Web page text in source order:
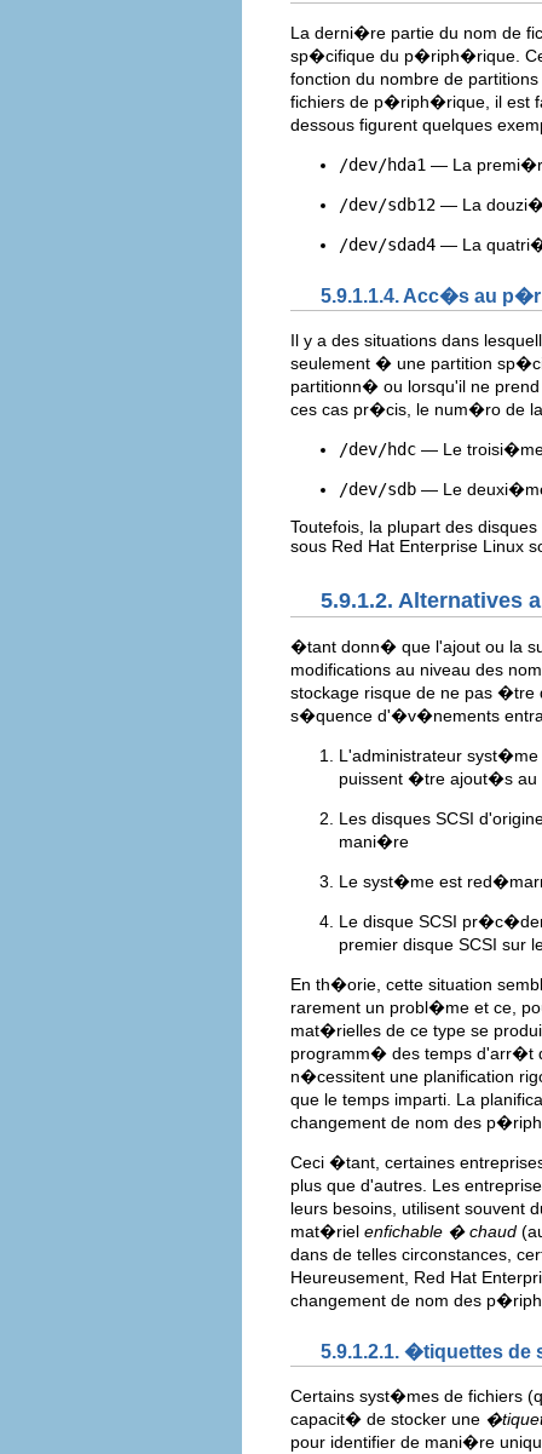
La derni�re partie du nom de
sp�cifique du p�riph�rique.
fonction du nombre de
fichiers de p�riph�rique, il est
dessous figurent quelques
/dev/hda1 — La
/dev/sdb12 — La
/dev/sdad4 — La
5.9.1.1.4. Acc�s au
Il y a des situations dans
seulement � une partition
partitionn� ou lorsqu'il ne
ces cas pr�cis, le num�ro de
/dev/hdc — Le
/dev/sdb — Le
Toutefois, la plupart des
sous Red Hat Enterprise Linux
5.9.1.2.
�tant donn� que l'ajout ou la
modifications au niveau des
stockage risque de ne pas
s�quence d'�v�nements
L'administrateur
puissent �tre ajout�s au
Les disques SCSI
mani�re
Le syst�me est
Le disque SCSI
premier disque SCSI sur
En th�orie, cette situation
rarement un probl�me et ce,
mat�rielles de ce type se
programm� des temps d'arr�t
n�cessitent une planification
que le temps imparti. La
changement de nom des
Ceci �tant, certaines
plus que d'autres. Les
leurs besoins, utilisent souvent
mat�riel enfichable � chaud
dans de telles circonstances,
Heureusement, Red Hat
changement de nom des
5.9.1.2.1. �tiquettes
Certains syst�mes de fichiers
capacit� de stocker une
pour identifier de mani�re